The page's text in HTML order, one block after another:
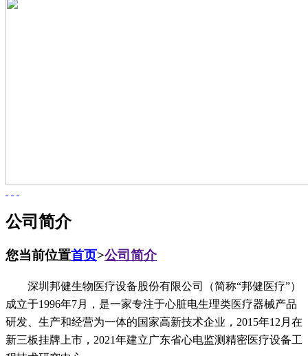
公司简介
您当前位置首页>公司简介
深圳邦健生物医疗设备股份有限公司（简称“邦健医疗”）
成立于1996年7月，是一家专注于心脏电生理类医疗器械产品
研发、生产和经营为一体的国家高新技术企业，2015年12月在
新三板挂牌上市，2021年建立广东省心电监测精密医疗设备工